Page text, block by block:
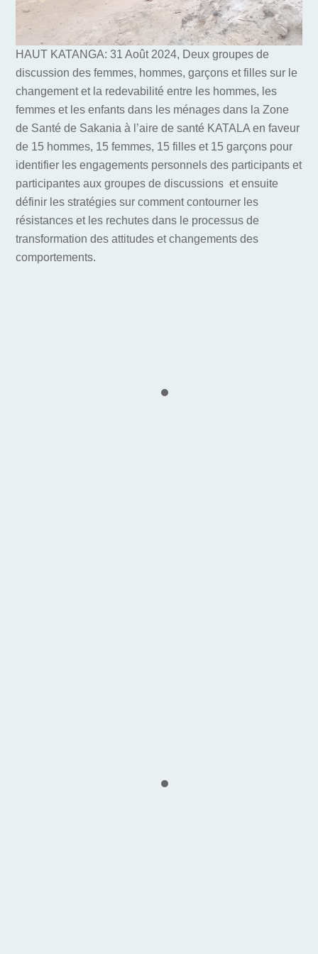
HAUT KATANGA: 31 Août 2024, Deux groupes de
discussion des femmes, hommes, garçons et filles sur le
changement et la redevabilité entre les hommes, les
femmes et les enfants dans les ménages dans la Zone
de Santé de Sakania à l’aire de santé KATALA en faveur
de 15 hommes, 15 femmes, 15 filles et 15 garçons pour
identifier les engagements personnels des participants et
participantes aux groupes de discussions et ensuite
définir les stratégies sur comment contourner les
résistances et les rechutes dans le processus de
transformation des attitudes et changements des
comportements.